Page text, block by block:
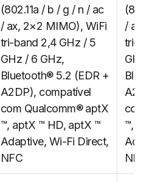
(802.11a / b / g / n / ac
/ ax, 2×2 MIMO), WiFi
tri-band 2,4 GHz / 5
GHz / 6 GHz,
Bluetooth® 5.2 (EDR +
A2DP), compatível
com Qualcomm® aptX
™, aptX ™ HD, aptX ™
Adaptive, Wi-Fi Direct,
NFC
/ ax,
tri-
GHz
com
™,
NFC